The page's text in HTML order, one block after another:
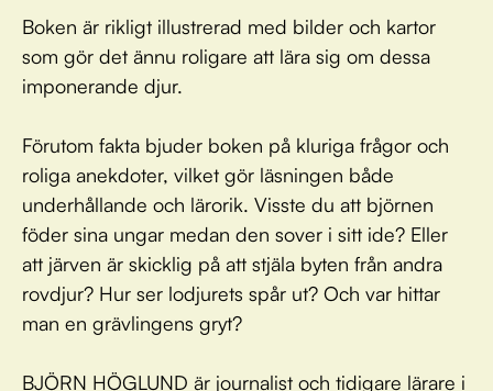
Boken är rikligt illustrerad med bilder och kartor
som gör det ännu roligare att lära sig om dessa
imponerande djur.
Förutom fakta bjuder boken på kluriga frågor och
roliga anekdoter, vilket gör läsningen både
underhållande och lärorik. Visste du att björnen
föder sina ungar medan den sover i sitt ide? Eller
att järven är skicklig på att stjäla byten från andra
rovdjur? Hur ser lodjurets spår ut? Och var hittar
man en grävlingens gryt?
BJÖRN HÖGLUND är journalist och tidigare lärare i